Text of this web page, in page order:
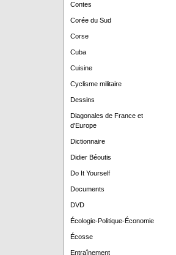
Contes
Corée du Sud
Corse
Cuba
Cuisine
Cyclisme militaire
Dessins
Diagonales de France et
d'Europe
Dictionnaire
Didier Béoutis
Do It Yourself
Documents
DVD
Écologie-Politique-Économie
Écosse
Entraînement